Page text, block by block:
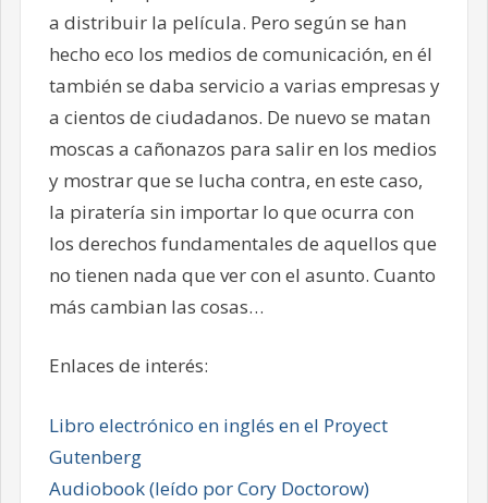
a distribuir la película. Pero según se han
hecho eco los medios de comunicación, en él
también se daba servicio a varias empresas y
a cientos de ciudadanos. De nuevo se matan
moscas a cañonazos para salir en los medios
y mostrar que se lucha contra, en este caso,
la piratería sin importar lo que ocurra con
los derechos fundamentales de aquellos que
no tienen nada que ver con el asunto. Cuanto
más cambian las cosas…
Enlaces de interés:
Libro electrónico en inglés en el Proyect
Gutenberg
Audiobook (leído por Cory Doctorow)